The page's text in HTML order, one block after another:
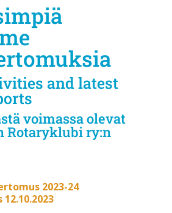
and latest
voimassa olevat
Rotaryklubi ry:n
2023-24